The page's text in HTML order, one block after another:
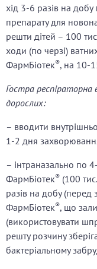
хід 3-6 разів на
препарату для
решти дітей – 100
ходи (по черзі)
ФармБіотек®, на 10-
Гостра респіраторна
дорослих:
– вводити
1-2 дня
– інтраназально по
ФармБіотек® (100
разів на добу
ФармБіотек®, що
(використовувати
решту розчину
бактеріальному